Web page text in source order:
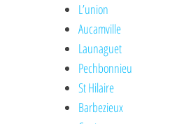
L’union
Aucamville
Launaguet
Pechbonnieu
St Hilaire
Barbezieux